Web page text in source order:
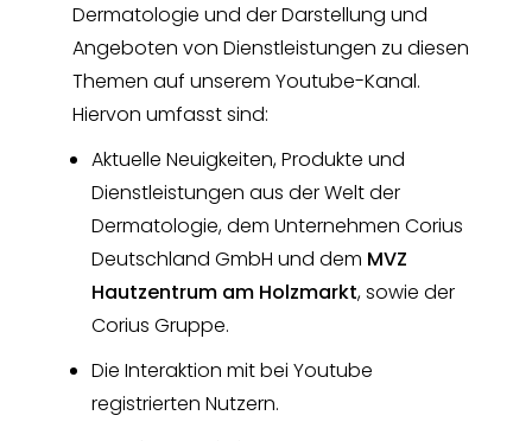
Dermatologie und der Darstellung und
Angeboten von Dienstleistungen zu diesen
Themen auf unserem Youtube-Kanal.
Hiervon umfasst sind:
Aktuelle Neuigkeiten, Produkte und
Dienstleistungen aus der Welt der
Dermatologie, dem Unternehmen Corius
Deutschland GmbH und dem MVZ
Hautzentrum am Holzmarkt, sowie der
Corius Gruppe.
Die Interaktion mit bei Youtube
registrierten Nutzern.